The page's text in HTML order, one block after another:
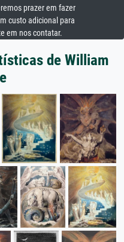
prazer em fazer
custo adicional para
em nos contatar.
de William